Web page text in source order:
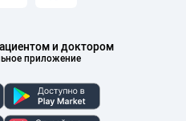
и доктором
приложение